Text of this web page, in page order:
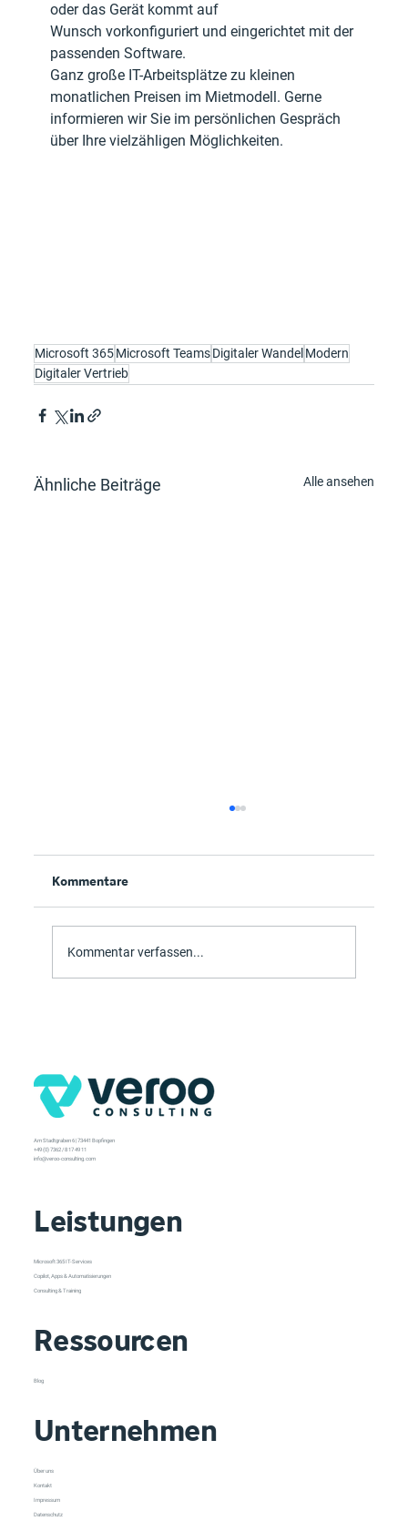
oder das Gerät kommt auf
Wunsch vorkonfiguriert und eingerichtet mit der
passenden Software.
Ganz große IT-Arbeitsplätze zu kleinen
monatlichen Preisen im Mietmodell. Gerne
informieren wir Sie im persönlichen Gespräch
über Ihre vielzähligen Möglichkeiten.
Microsoft 365Microsoft TeamsDigitaler Wandel Modern
Digitaler Vertrieb
Ähnliche Beiträge Alle ansehen
Kommentare
Kommentar verfassen...
Leistungen
Microsoft 365 IT-Services
Copilot, Apps & Automatisierungen
Consulting & Training
Unternehmen
Über uns
Kontakt
Impressum
Datenschutz
Ressourcen
Blog
Am Stadtgraben 6 | 73441 Bopfingen
+49 (0) 7362 / 8 17 49 11
info@veroo-consulting.com